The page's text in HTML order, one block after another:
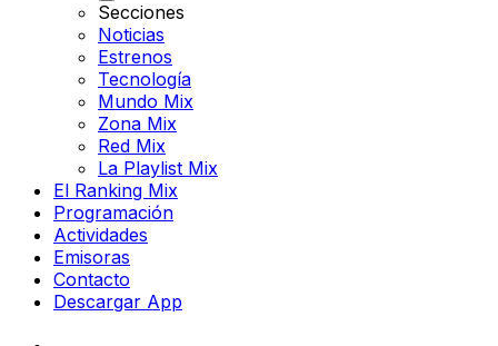
Secciones
Noticias
Estrenos
Tecnología
Mundo Mix
Zona Mix
Red Mix
La Playlist Mix
El Ranking Mix
Programación
Actividades
Emisoras
Contacto
Descargar App